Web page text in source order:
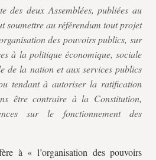
des deux Assemblées, publiées au
soumettre au référendum tout projet
des pouvoirs publics, sur
à la politique économique, sociale
de la nation et aux services publics
tendant à autoriser la ratification
être contraire à la Constitution,
sur le fonctionnement des
à « l’organisation des pouvoirs